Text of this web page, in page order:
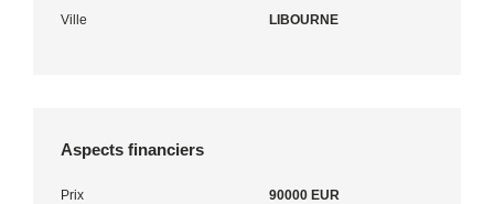
Ville LIBOURNE
Aspects financiers
Prix 90000 EUR